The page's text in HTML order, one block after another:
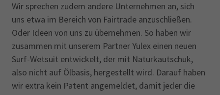
Wir sprechen zudem andere Unternehmen an, sich
uns etwa im Bereich von Fairtrade anzuschließen.
Oder Ideen von uns zu übernehmen. So haben wir
zusammen mit unserem Partner Yulex einen neuen
Surf-Wetsuit entwickelt, der mit Naturkautschuk,
also nicht auf Ölbasis, hergestellt wird. Darauf haben
wir extra kein Patent angemeldet, damit jeder die